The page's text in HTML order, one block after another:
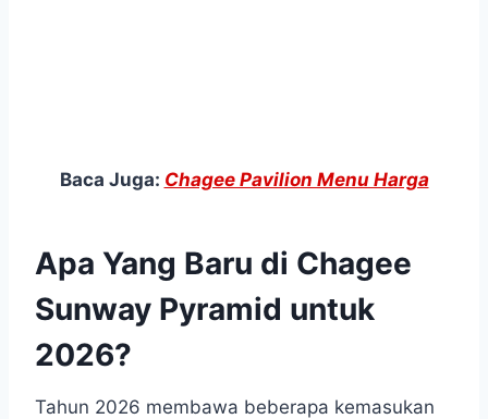
Baca Juga: Chagee Pavilion Menu Harga
Apa Yang Baru di Chagee
Sunway Pyramid untuk
2026?
Tahun 2026 membawa beberapa kemasukan